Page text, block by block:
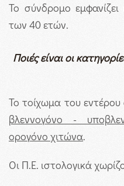
Το σύνδρομο
των 40 ετών.
Ποιές είναι οι
Το τοίχωμα του
βλεννογόνο -
ορογόνο χιτώνα.
Οι Π.Ε. ιστολογικά